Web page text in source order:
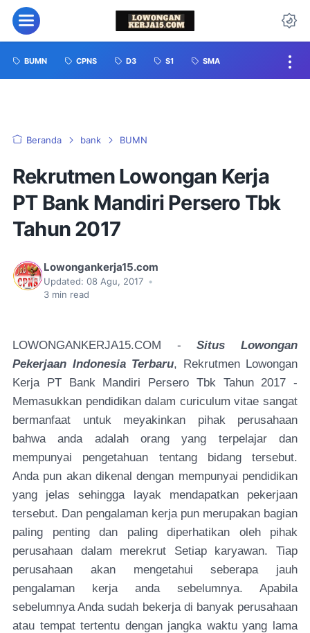
BUMN CPNS D3 S1 SMA
Beranda bank BUMN
Rekrutmen Lowongan Kerja
PT Bank Mandiri Persero Tbk
Tahun 2017
Lowongankerja15.com
Updated: 08 Agu, 2017 •
3 min read
LOWONGANKERJA15.COM -Situs Lowongan
Pekerjaan Indonesia Terbaru, Rekrutmen Lowongan
Kerja PT Bank Mandiri Persero Tbk Tahun 2017 -
Memasukkan pendidikan dalam curiculum vitae sangat
bermanfaat untuk meyakinkan pihak perusahaan
bahwa anda adalah orang yang terpelajar dan
mempunyai pengetahuan tentang bidang tersebut.
Anda pun akan dikenal dengan mempunyai pendidikan
yang jelas sehingga layak mendapatkan pekerjaan
tersebut. Dan pengalaman kerja pun merupakan bagian
paling penting dan paling diperhatikan oleh pihak
perusahaan dalam merekrut Setiap karyawan. Tiap
perusahaan akan mengetahui seberapa jauh
pengalaman kerja anda sebelumnya. Apabila
sebelumnya Anda sudah bekerja di banyak perusahaan
atau tempat tertentu dengan jangka waktu yang lama